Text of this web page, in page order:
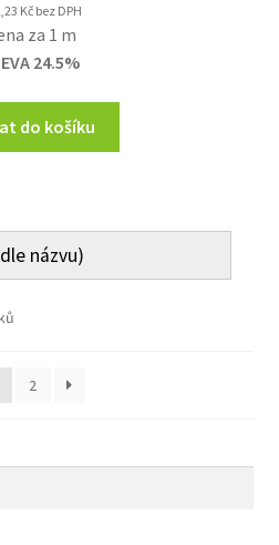
price
was:
212,00 Kč.
Kčbez DPH
za 1 m
24.5%
do košíku
2